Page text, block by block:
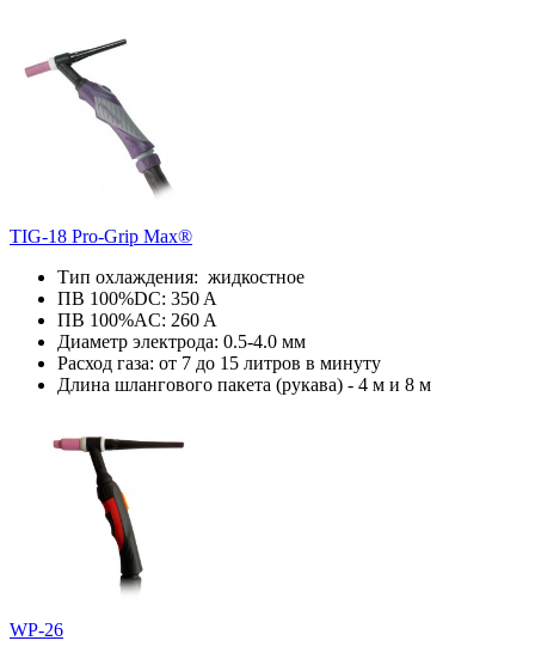
TIG-18 Pro-Grip Max®
Тип охлаждения: жидкостное
ПВ 100%DC: 350 A
ПВ 100%AC: 260 A
Диаметр электрода: 0.5-4.0 мм
Расход газа: от 7 до 15 литров в минуту
Длина шлангового пакета (рукава) - 4 м и 8 м
WP-26